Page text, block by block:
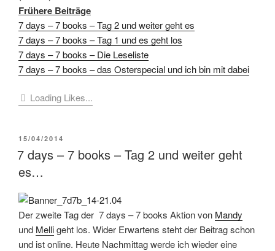
Frühere Beiträge
7 days – 7 books – Tag 2 und weiter geht es
7 days – 7 books – Tag 1 und es geht los
7 days – 7 books – Die Leseliste
7 days – 7 books – das Osterspecial und ich bin mit dabei
Loading Likes...
VERÖFFENTLICHT
AM
15/04/2014
7 days – 7 books – Tag 2 und weiter geht
es…
Der zweite Tag der 7 days – 7 books Aktion von Mandy
und Melligeht los. Wider Erwartens steht der Beitrag schon
und ist online. Heute Nachmittag werde ich wieder eine